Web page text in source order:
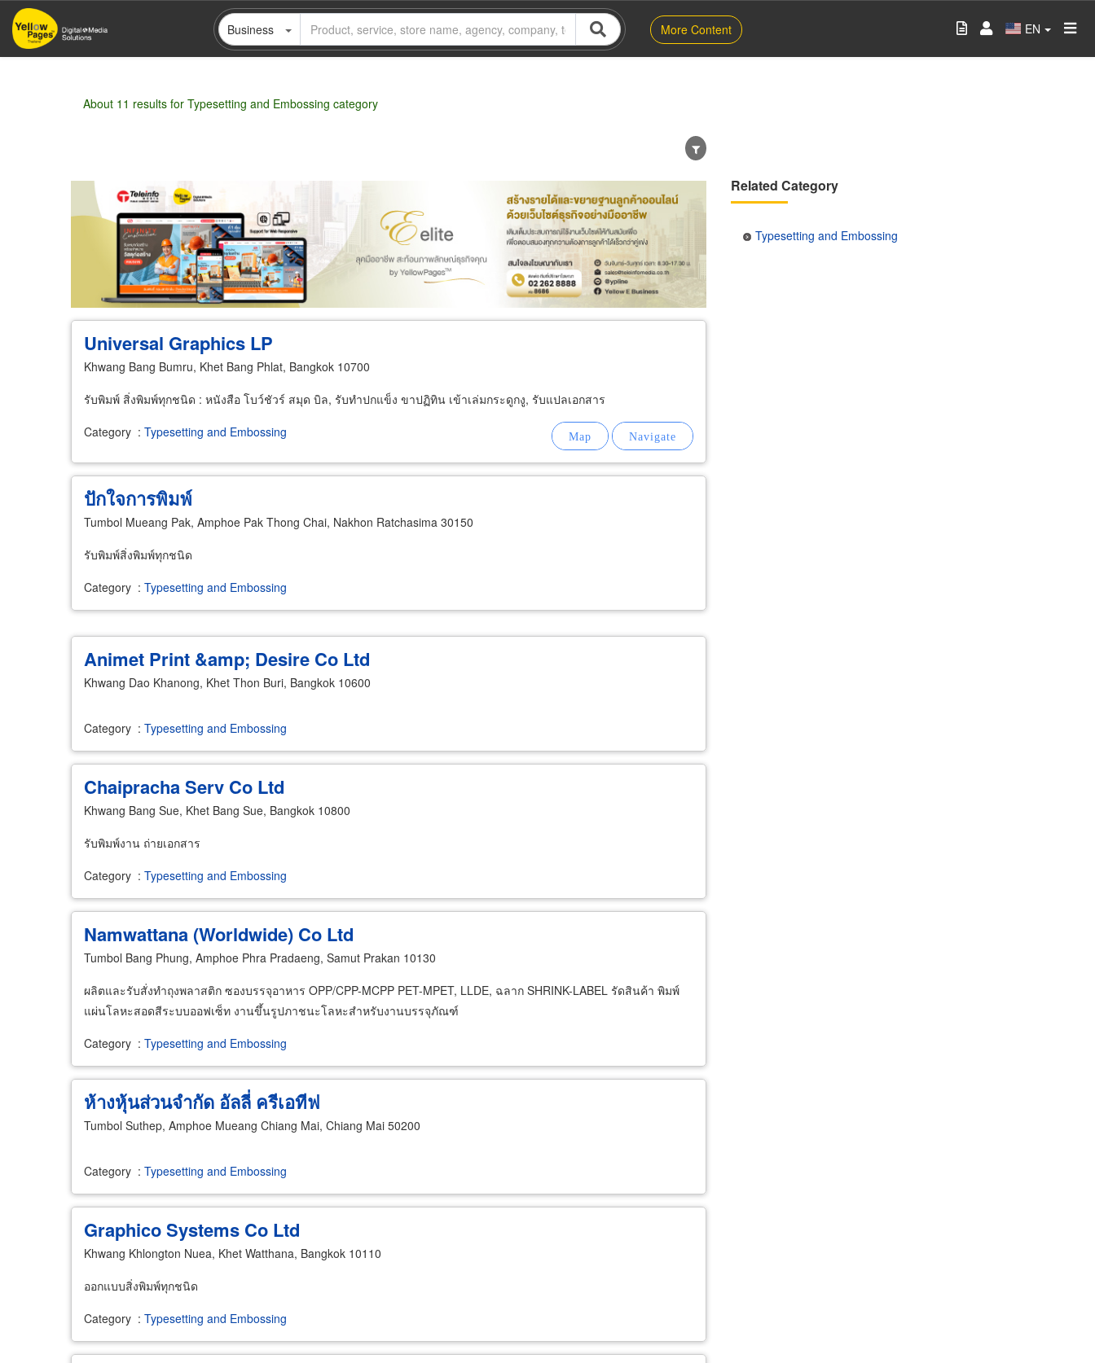
Skip
main
Business More Content EN
About 11 results for Typesetting and Embossing category
Wholesale Retail Manufacturer Dealer Exporter/Importer Service Business
Universal Graphics LP
Khwang Bang Bumru, Khet Bang Phlat, Bangkok 10700
รับพิมพ์ สิ่งพิมพ์ทุกชนิด : หนังสือ โบว์ชัวร์ สมุด บิล, รับทำปกแข็ง ขาปฏิทิน เข้าเล่มกระดูกงู, รับแปลเอกสาร
Category : Typesetting and Embossing
ปักใจการพิมพ์
Tumbol Mueang Pak, Amphoe Pak Thong Chai, Nakhon Ratchasima 30150
รับพิมพ์สิ่งพิมพ์ทุกชนิด
Category : Typesetting and Embossing
Animet Print &amp; Desire Co Ltd
Khwang Dao Khanong, Khet Thon Buri, Bangkok 10600
Category : Typesetting and Embossing
Chaipracha Serv Co Ltd
Khwang Bang Sue, Khet Bang Sue, Bangkok 10800
รับพิมพ์งาน ถ่ายเอกสาร
Category : Typesetting and Embossing
Namwattana (Worldwide) Co Ltd
Tumbol Bang Phung, Amphoe Phra Pradaeng, Samut Prakan 10130
ผลิตและรับสั่งทำถุงพลาสติก ซองบรรจุอาหาร OPP/CPP-MCPP PET-MPET, LLDE, ฉลาก SHRINK-LABEL รัดสินค้า พิมพ์
แผ่นโลหะสอดสีระบบออฟเซ็ท งานขึ้นรูปภาชนะโลหะสำหรับงานบรรจุภัณฑ์
Category : Typesetting and Embossing
ห้างหุ้นส่วนจำกัด อัลลี่ ครีเอทีฟ
Tumbol Suthep, Amphoe Mueang Chiang Mai, Chiang Mai 50200
Category : Typesetting and Embossing
Graphico Systems Co Ltd
Khwang Khlongton Nuea, Khet Watthana, Bangkok 10110
ออกแบบสิ่งพิมพ์ทุกชนิด
Category : Typesetting and Embossing
Related Category
Typesetting and Embossing